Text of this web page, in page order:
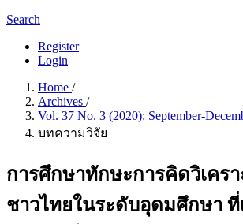
Search
Register
Login
Home /
Archives /
Vol. 37 No. 3 (2020): September-
บทความวิจัย
การศึกษาทักษะการคิดวิเคร
ชาวไทยในระดับอุดมศึกษา ที่